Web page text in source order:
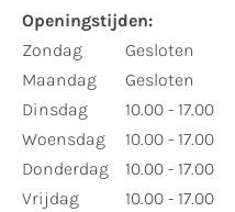
Openingstijden:​
​Zondag
Maandag
Dinsdag
Woensdag
Donderdag
Vrijdag
Gesloten
Gesloten
10.00 - 17.00
10.00 - 17.00
10.00 - 17.00
10.00 - 17.00